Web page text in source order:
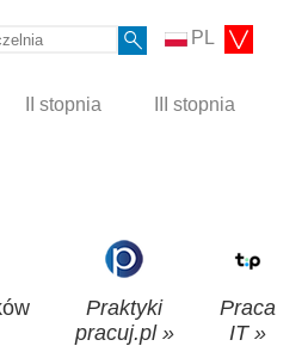
PL
II stopnia III stopnia
Praktyki
pracuj.pl »
Praca
IT »